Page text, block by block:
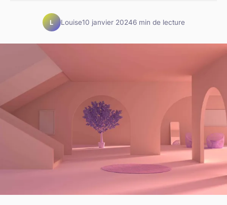
L Louise10 janvier 20246 min de lecture